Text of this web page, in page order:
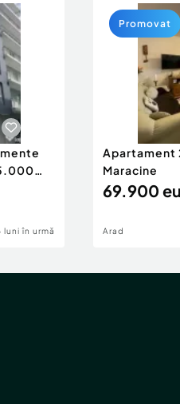
luni în urmă
Apartament
Maracine
69.900
Arad
Promovat